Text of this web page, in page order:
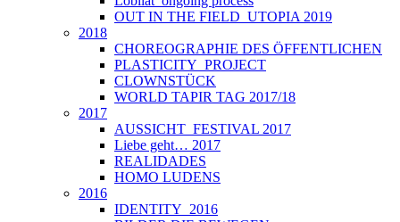
OUT IN THE FIELD_UTOPIA 2019
2018
CHOREOGRAPHIE DES ÖFFENTLICHEN
PLASTICITY_PROJECT
CLOWNSTÜCK
WORLD TAPIR TAG 2017/18
2017
AUSSICHT_FESTIVAL 2017
Liebe geht… 2017
REALIDADES
HOMO LUDENS
2016
IDENTITY_2016